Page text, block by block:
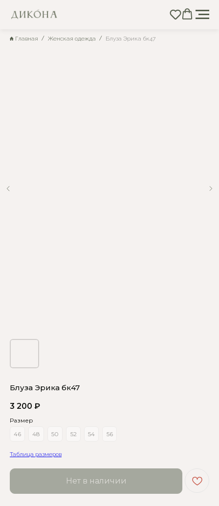
Главная Женская одежда Блуза Эрика бк47
Блуза Эрика бк47
3 200 ₽
Размер
46
48 50 52 54 56
Таблица размеров
Нет в наличии